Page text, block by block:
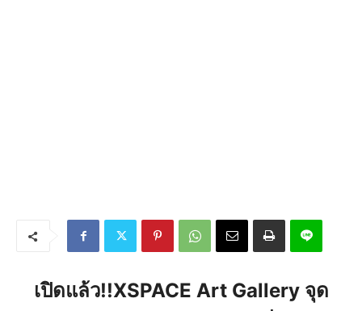
เปิดแล้ว!!XSPACE Art Gallery จุด